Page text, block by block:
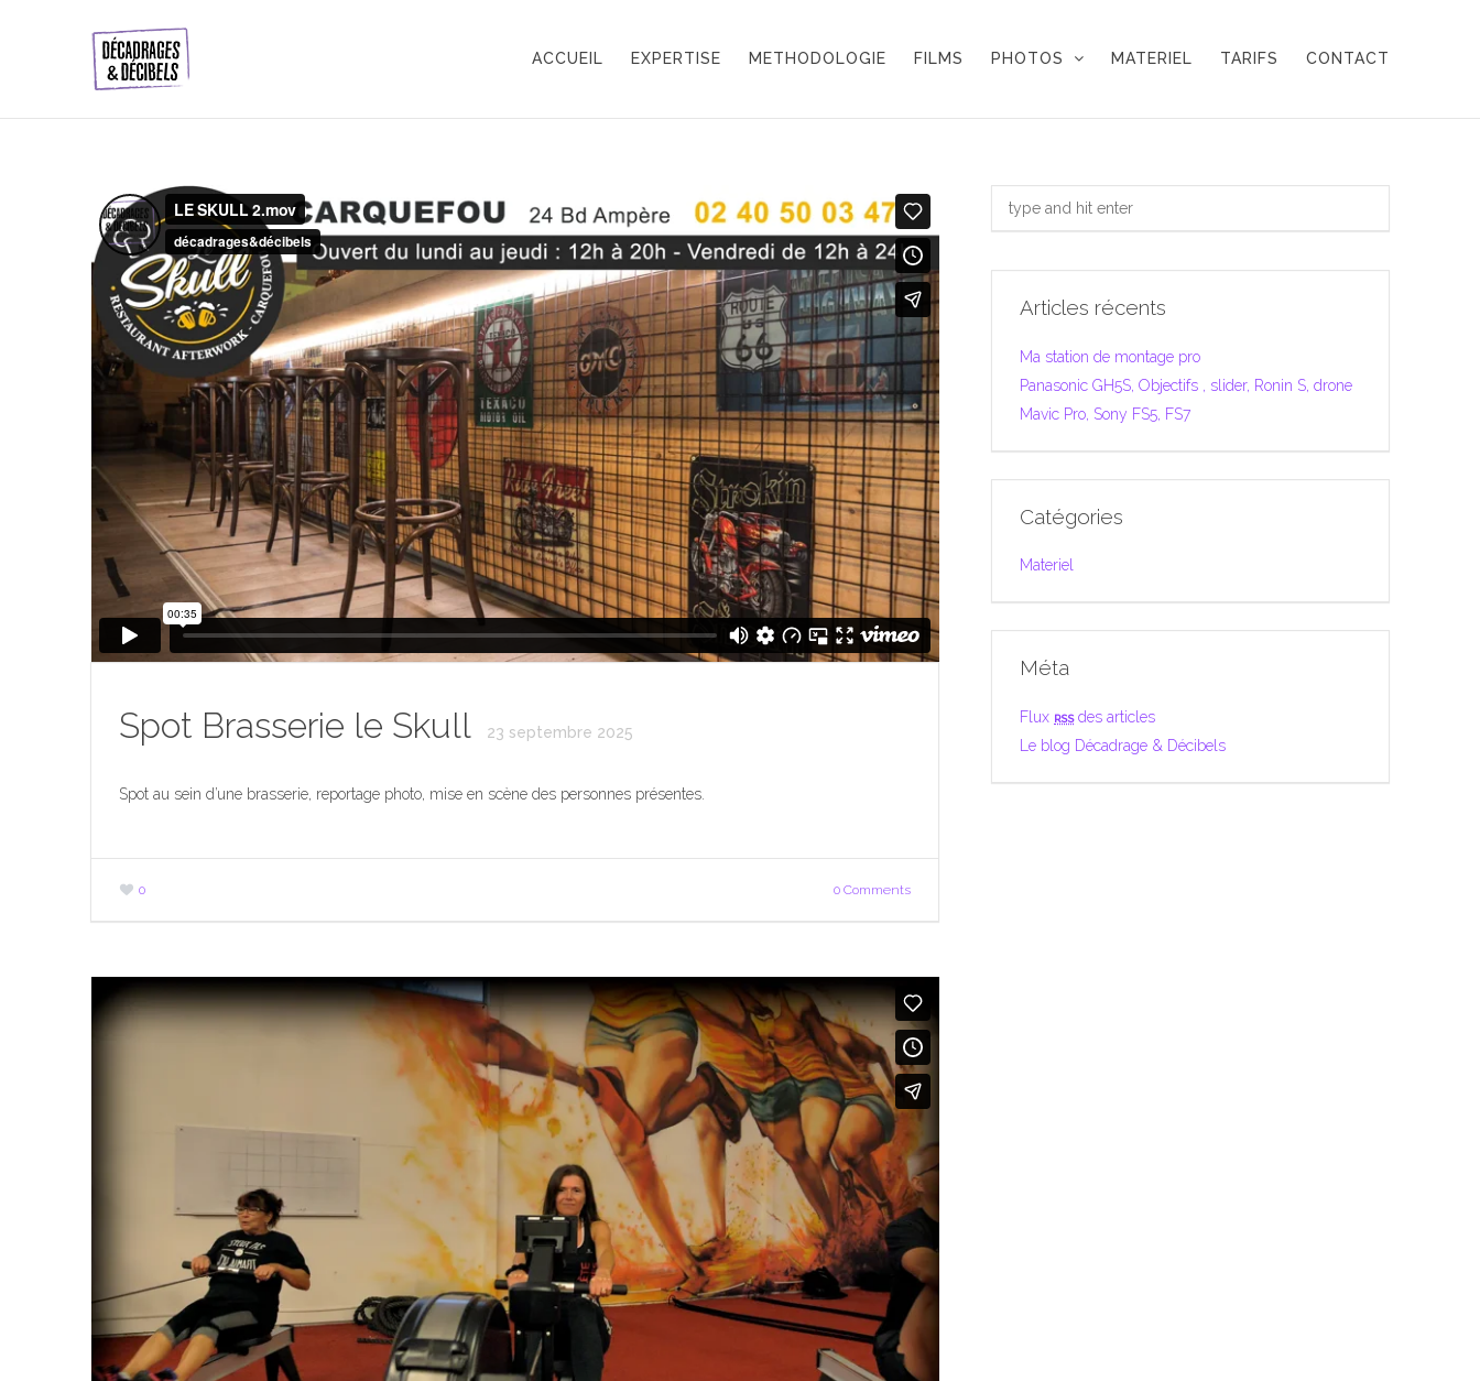
ACCUEIL EXPERTISE METHODOLOGIE FILMS PHOTOS MATERIEL TARIFS CONTACT
Spot Brasserie le Skull 23 septembre 2025
Spot au sein d’une brasserie, reportage photo, mise en scène des personnes présentes.
0 0 Comments
Articles récents
Ma station de montage pro
Panasonic GH5S, Objectifs , slider, Ronin S, drone
Mavic Pro, Sony FS5, FS7
Catégories
Materiel
Méta
Flux rssdes articles
Le blog Décadrage & Décibels